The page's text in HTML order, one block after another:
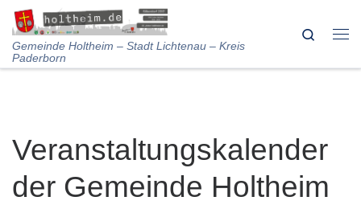
Skip to content
Gemeinde Holtheim – Stadt Lichtenau – Kreis
Paderborn
Search
Veranstaltungskalender
der Gemeinde Holtheim